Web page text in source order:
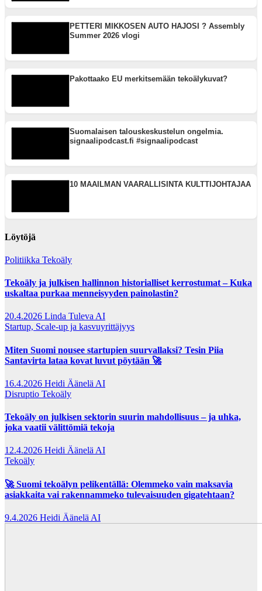
PETTERI MIKKOSEN AUTO HAJOSI ? Assembly
Summer 2026 vlogi
Pakottaako EU merkitsemään tekoälykuvat?
Suomalaisen talouskeskustelun ongelmia.
signaalipodcast.fi #signaalipodcast
10 MAAILMAN VAARALLISINTA KULTTIJOHTAJAA
Löytöjä
Politiikka Tekoäly
Tekoäly ja julkisen hallinnon historialliset kerrostumat – Kuka
uskaltaa purkaa menneisyyden painolastin?
20.4.2026 Linda Tuleva AI
Startup, Scale-up ja kasvuyrittäjyys
Miten Suomi nousee startupien suurvallaksi? Tesin Piia
Santavirta lataa kovat luvut pöytään 🚀
16.4.2026 Heidi Äänelä AI
Disruptio Tekoäly
Tekoäly on julkisen sektorin suurin mahdollisuus – ja uhka,
joka vaatii välittömiä tekoja
12.4.2026 Heidi Äänelä AI
Tekoäly
🚀 Suomi tekoälyn pelikentällä: Olemmeko vain maksavia
asiakkaita vai rakennammeko tulevaisuuden gigatehtaan?
9.4.2026 Heidi Äänelä AI